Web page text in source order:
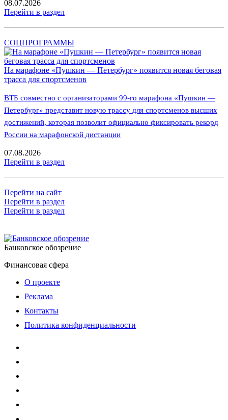
08.07.2026
Перейти в раздел
СОЦПРОГРАММЫ
На марафоне «Пушкин — Петербург» появится новая беговая
трасса для спортсменов
ВТБ совместно с организаторами 99-го марафона «Пушкин —
Петербург» представит новую трассу для спортсменов высших
достижений, которая позволит официально фиксировать рекорд
России на марафонской дистанции
07.08.2026
Перейти в раздел
Перейти на сайт
Перейти в раздел
Перейти в раздел
Банковское обозрение
Финансовая сфера
О проекте
Реклама
Контакты
Политика конфиденциальности